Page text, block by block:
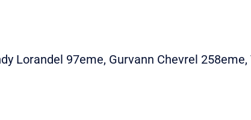
Lorandel 97eme, Gurvann Chevrel